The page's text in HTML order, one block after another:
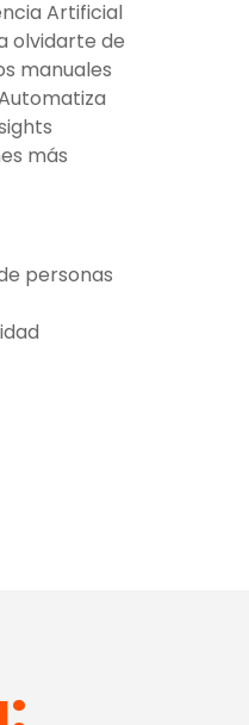
Artificial
olvidarte de
manuales
más
personas